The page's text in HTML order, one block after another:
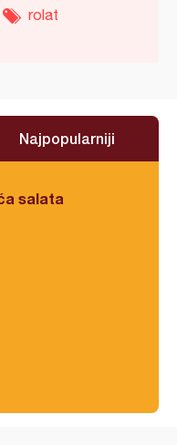
rolat
Najpopularniji
salata